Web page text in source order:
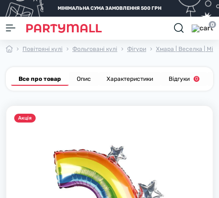
МІНІМАЛЬНА СУМА ЗАМОВЛЕННЯ 500 ГРН
0
Повітряні кулі Фольговані кулі Фігури Хмара | Веселка |
Все про товар Опис Характеристики Відгуки 0
Акцiя